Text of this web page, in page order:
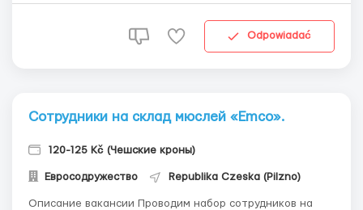
проживанием. Выплата авансов по дог...
Odpowiadać
Сотрудники на склад мюслей «Emco».
120-125 Kč (Чешские кроны)
Евросодружество Republika Czeska (Pilzno)
Описание вакансии Проводим набор сотрудников на